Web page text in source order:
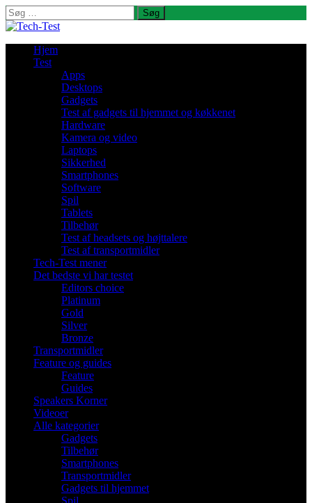
Søg
efter:
Hjem
Test
Apps
Desktops
Gadgets
Test af gadgets til hjemmet og køkkenet
Hardware
Kamera og video
Laptops
Sikkerhed
Smartphones
Software
Spil
Tablets
Tilbehør
Test af headsets og højttalere
Test af transportmidler
Tech-Test mener
Det bedste vi har testet
Editors choice
Platinum
Gold
Silver
Bronze
Transportmidler
Feature og guides
Feature
Guides
Speakers Korner
Videoer
Alle kategorier
Gadgets
Tilbehør
Smartphones
Transportmidler
Gadgets til hjemmet
Spil